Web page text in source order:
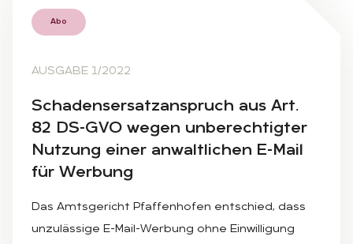
Abo
AUSGABE 1/2022
Scha­dens­er­satz­an­spruch aus Art.
82 DS-GVO we­gen un­be­rech­tig­ter
Nut­zung ei­ner an­walt­li­chen E-Mail
für Wer­bung
Das Amtsgericht Pfaffenhofen entschied, dass
unzulässige E-Mail-Werbung ohne Einwilligung